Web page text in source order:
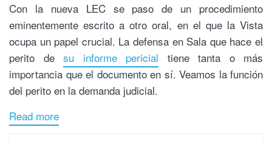
Con la nueva LEC se paso de un procedimiento
eminentemente escrito a otro oral, en el que la Vista
ocupa un papel crucial. La defensa en Sala que hace el
perito de su informe pericial tiene tanta o más
importancia que el documento en sí. Veamos la función
del perito en la demanda judicial.
Read more